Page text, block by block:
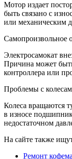
Мотор издает
быть связано с
или механическим
Самопроизвольное
Электросамокат
Причина может
контроллера или
Проблемы с
Колеса вращаются
в износе
недостаточном
На сайте также
Ремонт